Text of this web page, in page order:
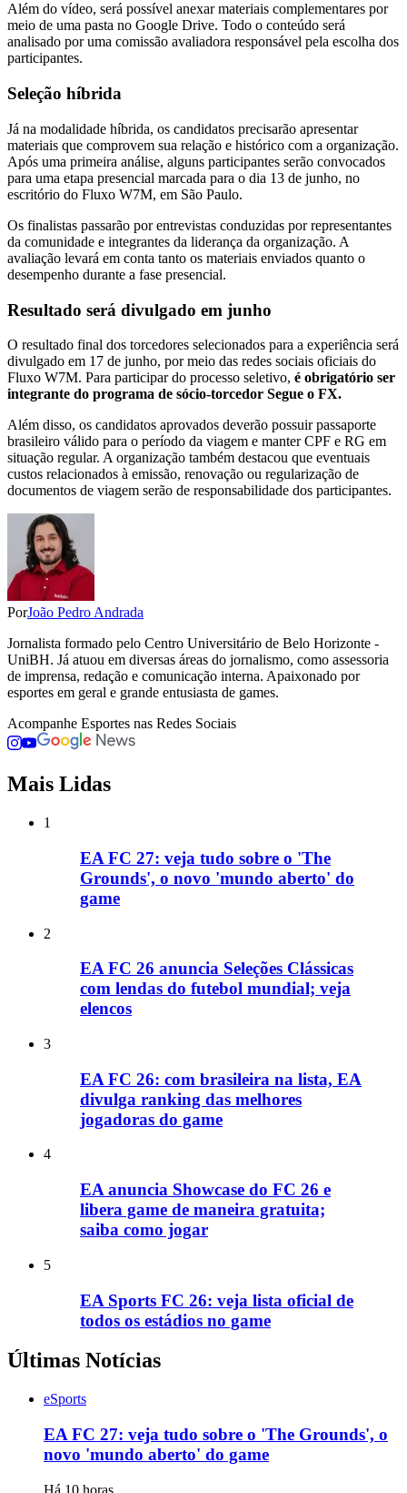
Além do vídeo, será possível anexar materiais complementares por
meio de uma pasta no Google Drive. Todo o conteúdo será
analisado por uma comissão avaliadora responsável pela escolha dos
participantes.
Seleção híbrida
Já na modalidade híbrida, os candidatos precisarão apresentar
materiais que comprovem sua relação e histórico com a organização.
Após uma primeira análise, alguns participantes serão convocados
para uma etapa presencial marcada para o dia 13 de junho, no
escritório do Fluxo W7M, em São Paulo.
Os finalistas passarão por entrevistas conduzidas por representantes
da comunidade e integrantes da liderança da organização. A
avaliação levará em conta tanto os materiais enviados quanto o
desempenho durante a fase presencial.
Resultado será divulgado em junho
O resultado final dos torcedores selecionados para a experiência será
divulgado em 17 de junho, por meio das redes sociais oficiais do
Fluxo W7M. Para participar do processo seletivo, é obrigatório ser
integrante do programa de sócio-torcedor Segue o FX.
Além disso, os candidatos aprovados deverão possuir passaporte
brasileiro válido para o período da viagem e manter CPF e RG em
situação regular. A organização também destacou que eventuais
custos relacionados à emissão, renovação ou regularização de
documentos de viagem serão de responsabilidade dos participantes.
PorJoão Pedro Andrada
Jornalista formado pelo Centro Universitário de Belo Horizonte -
UniBH. Já atuou em diversas áreas do jornalismo, como assessoria
de imprensa, redação e comunicação interna. Apaixonado por
esportes em geral e grande entusiasta de games.
Acompanhe Esportes nas Redes Sociais
Mais Lidas
1
EA FC 27: veja tudo sobre o 'The
Grounds', o novo 'mundo aberto' do
game
2
EA FC 26 anuncia Seleções Clássicas
com lendas do futebol mundial; veja
elencos
3
EA FC 26: com brasileira na lista, EA
divulga ranking das melhores
jogadoras do game
4
EA anuncia Showcase do FC 26 e
libera game de maneira gratuita;
saiba como jogar
5
EA Sports FC 26: veja lista oficial de
todos os estádios no game
Últimas Notícias
eSports
EA FC 27: veja tudo sobre o 'The Grounds', o
novo 'mundo aberto' do game
Há 10 horas